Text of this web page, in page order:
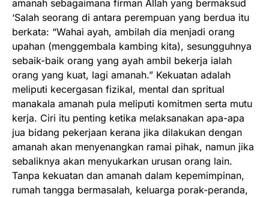
amanah sebagaimana firman Allah yang bermaksud
‘Salah seorang di antara perempuan yang berdua itu
berkata: “Wahai ayah, ambilah dia menjadi orang
upahan (menggembala kambing kita), sesungguhnya
sebaik-baik orang yang ayah ambil bekerja ialah
orang yang kuat, lagi amanah.” Kekuatan adalah
meliputi kecergasan fizikal, mental dan spritual
manakala amanah pula meliputi komitmen serta mutu
kerja. Ciri itu penting ketika melaksanakan apa-apa
jua bidang pekerjaan kerana jika dilakukan dengan
amanah akan menyenangkan ramai pihak, namun jika
sebaliknya akan menyukarkan urusan orang lain.
Tanpa kekuatan dan amanah dalam kepemimpinan,
rumah tangga bermasalah, keluarga porak-peranda,